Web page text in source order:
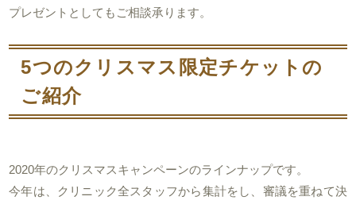
プレゼントとしてもご相談承ります。
5つのクリスマス限定チケットの
ご紹介
2020年のクリスマスキャンペーンのラインナップです。
今年は、クリニック全スタッフから集計をし、審議を重ねて決